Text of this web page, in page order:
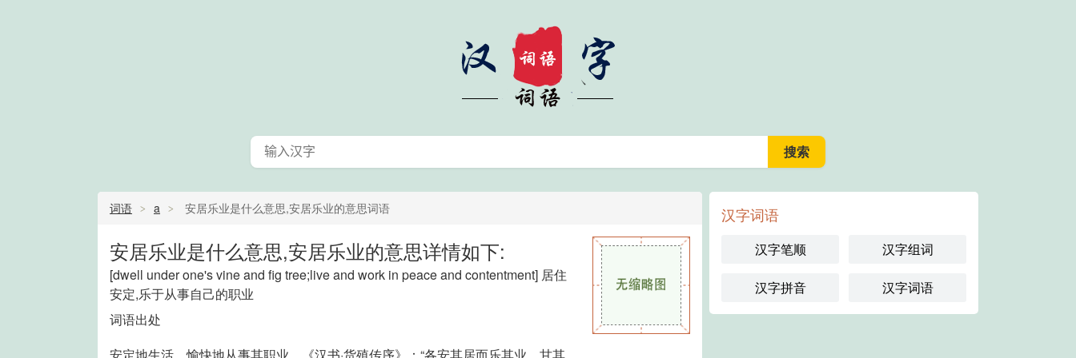
词语 a 安居乐业是什么意思,安居乐业的意思词语
安居乐业是什么意思,安居乐业的意思详情如下:
[dwell under one's vine and fig tree;live and work in peace and contentment] 居住
安定,乐于从事自己的职业
词语出处
汉字词语
汉字笔顺 汉字组词
汉字拼音 汉字词语